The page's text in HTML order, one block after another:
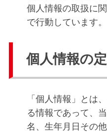
産
業
式
B
サ
イ
個人情報の取扱に
で行動しています。
個人情報の
「個人情報」とは
る情報であって、
名、生年月日その